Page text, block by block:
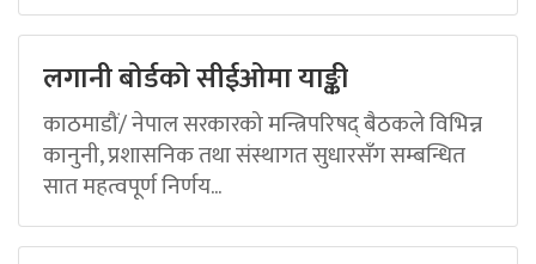
लगानी बोर्डको सीईओमा याङ्की
काठमाडौं/ नेपाल सरकारको मन्त्रिपरिषद् बैठकले विभिन्न
कानुनी, प्रशासनिक तथा संस्थागत सुधारसँग सम्बन्धित
सात महत्वपूर्ण निर्णय...